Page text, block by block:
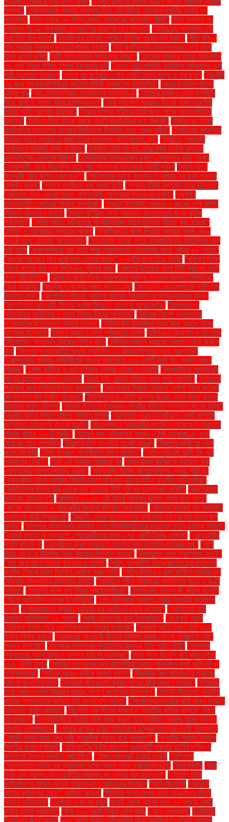
সমস্যা" "তত্ত্বাবধায়ক সরকার ব্যবস্থা নিয়ে ৩টি রিভিউ আবেদন শুনানির তারিখ ১৭
নভেম্বর" "তিন দশকে ৩০ বিশ্ব রেকর্ড: জাকেরের অসাধারণ কীর্তি" "তিন সপ্তাহ পর
মুক্তিপণের ২৫ লাখ টাকা দেওয়ার পর তরুণের লাশ উদ্ধার" "থাইরয়েড সম্পর্কিত ৫টি
প্রচলিত ভুল ধারণা" "দিনাজপুরে মৌসুম শেষেও সুগন্ধি ধানের দাম হ্রাস" "দীপু মনি ও
তাঁর স্বামীর বিরুদ্ধে দুদকের মামলা দায়ের" "দুই প্ল্যাটফর্মের সমানসংখ্যক নেতা নিয়ে
নতুন দলের কমিটি "দুটি আলংকারিক উদ্ভিদের বিবরণ" "দুদকের মামলায় ইয়াবা ব্যবসায়ীর
৭৬ লাখ টাকার অবৈধ সম্পদ উদ্ধারের দাবি "দেশে এইচএমপিভি ভাইরাসে আক্রান্ত এক
নারী মৃত্যুবরণ করেছেন "দেশে বছরে প্রায় ৩ লাখ কোটি টাকার শুল্ক ও কর ছাড়" "নওগাঁয়
১৬ বছর পর ছাত্রশিবিরের প্রতিষ্ঠাবার্ষিকী প্রকাশ্যে উদযাপিত" "নতুন ছাত্রসংগঠনের
যাত্রা শুরু "নর্থ মেসিডোনিয়ার নৈশক্লাবে অগ্নিকাণ্ড "নাটোরে যুবলীগ নেতাকে পিটুনি
দিয়ে পুলিশে সোপর্দ করল ছাত্র-জনতা" "নানা পদক্ষেপ সত্ত্বেও চীনের তরুণ-তরুণীরা
বিয়ের প্রতি আগ্রহ হারাচ্ছে" "নিভৃতপল্লির নারীদের তৈরি জুতা পাচ্ছে আন্তর্জাতিক
বাজারে" "নির্বাচন নিয়ে বিতর্ক করছে একটি রাজনৈতিক দল: রিজভী" "নির্বাচনের তারিখ
রাজনৈতিক দলগুলোর চাওয়ার ভিত্তিতে নির্ধারিত হবে: প্রেস সচিব" "নির্বাচনের সময়সীমা
নির্ধারণ করবে সরকার ও রাজনৈতিক দলগুলো: জাতিসংঘের দূত" "নির্বাচিত সরকারই
সর্বোত্তম সরকার: মির্জা ফখরুল" "নিষিদ্ধ ঘোষণার পর ভোরবেলায় ঢাকার রাস্তায়
ছাত্রলীগের নেতাদের মিছিল" "নেতানিয়াহু যুক্তরাজ্যে ঢুকলে গ্রেপ্তার হতে পারেন
"নোয়াখালী জেলা বিএনপির নতুন পাঁচ সদস্যের আহ্বায়ক কমিটি গঠন" "পদ্মার পাড়ে
অস্থায়ী হাটে ইলিশ বেচাকেনা"'' "পাকিস্তান থেকে বাংলাদেশে আসার পর রুনা লায়লার
সম্মুখীন বাধার" "পাগলা মসজিদে এক বস্তা চিঠি: "পাবনার শুঁটকি রপ্তানি হচ্ছে বিদেশে"
"পুতিনের নতুন ধরনের আরও শক্তিশালী ক্ষেপণাস্ত্র ব্যবহারের হুমকি" "পৃথিবীর
অভ্যন্তরীণ কেন্দ্রের আকৃতি বদলাচ্ছে" "প্রধান উপদেষ্টা: সরকার এ বছরের শেষ নাগাদ
নির্বাচন আয়োজন করবে" "প্রবল ঘূর্ণিঝড় 'দানা' আসন্ন: বাংলাদেশের জন্য ঝুঁকির
পর্যবেক্ষণ" "প্রেস সচিব: সচিবালয়ে সাংবাদিকদের প্রবেশাধিকার সীমিত করা হয়েছে"
"ফিফা ও খেলোয়াড়-ক্লাবের সংঘাত "ফ্যাসিবাদের পক্ষে লিখতে ব্যবহৃত কলম ভেঙে
দেওয়া হবে: হাসনাত আবদুল্লাহ" "বইমেলায় ‘মবের’ মতো উসকানিমূলক পরিস্থিতি কেন
সৃষ্টি হলো "বঙ্গোপসাগরে মাছ ধরার সময় মিয়ানমারের নৌবাহিনীর হাতে আটক ৫৬ জেলে"
"বছরের পর বছর মনে রাখা হবে তোমার অর্জন" – মুশফিককে নিয়ে তামিম "বরিশাল শিক্ষা
বোর্ডে পাসের হার এবং জিপিএ-৫ বৃদ্ধির খবর" "বাজারে উন্মোচন হলো সিটি গ্রুপের নতুন
পণ্য ‘টুটি টুইস্ট’" "বাজেটে অর্থনৈতিক পুনরুদ্ধারে গুরুত্ব দেওয়ার আহ্বান সিপিডির"
"বাবা কারাগারে "বায়ুদূষণে বিশ্বের পঞ্চম স্থানে ঢাকা "বাংলাদেশ ডেভেলপমেন্ট পার্টি পেল
নিবন্ধন সনদ" "বাংলাদেশ ব্যাংক: ব্যাংকে সাইবার আক্রমণের আশঙ্কাজনক বৃদ্ধি"
"বাংলাদেশে আওয়ামী লীগের অপ্রাসঙ্গিকতা: হাসনাত আবদুল্লাহ" "বাংলাদেশের
পাঠ্যবইতে মানচিত্র ও তথ্য বিষয়ে চীনের আপত্তি" "বিচারক ট্রাম্প প্রশাসনের
গণবরখাস্তের নির্দেশনা আটকে দিলেন" "বিটিআরসি স্টারলিংক নিয়ে কাজ করছে: ইলন
মাস্কের উদ্যোগ" "বিদেশ ভ্রমণে দেশি পর্যটকদের কমতি "বিপিএলে ক্রিকেট ও সিনেমার
'বিস্ফোরণ' উপভোগ করছেন শাকিব খান" "বিভিন্ন স্থানে খাবারের দোকান খোলা রাখতে
বাধা "বিশ্বের সংঘাতজনিত ক্ষুধায় প্রতিদিন ২১ হাজার মানুষের মৃত্যু: অক্সফাম"
"বেক্সিমকোর শ্রমিক-কর্মচারীদের পাওনা পরিশোধে ৫২৫ কোটি টাকা ঋণ প্রদান করবে
সরকার" "বোমা ফাটিয়ে ও গুলি চালিয়ে সোনার দোকানে ডাকাতি "ব্যবসায়ীকে কোপানোর
ঘটনায় ছাত্রদল নেতা গ্রেপ্তার "ভাঙা হাড় জোড়া লাগতে কেন সময় লাগে?" "ভারতকে
পরাজিত করে সেমিফাইনালে বাংলাদেশ" "ভালোবাসা দিবসে ‘তামাশা’ পোস্ট নিয়ে ব্যাখ্যা
দিলেন উপদেষ্টা ফরিদা আখতার" "ভিনিসিয়ুসকে সৌদি ক্লাবে যাওয়া থেকে বিরত রাখতে
রিয়ালের নতুন কৌশল" "মতলব উত্তরে ছাত্রদল নেত্রীর বাড়িতে অগ্নিসংযোগের ঘটনা"
"মন্ত্রীর বাড়ির সামনে বৃষ্টিতে দাঁড়িয়ে ছিলাম "ময়নামতি ওয়ার সিমেট্রিতে একটি জাপানি
সৈনিকের দেহাবশেষ পাওয়া যায়নি" "ময়মনসিংহে আজহারীর মাহফিলে মুঠোফোন হারানোর
ঘটনায় থানায় ২০০টি জিডি" "মামুনুল হক: সচিবালয়ে আগুন ও টঙ্গী হত্যাকাণ্ড একে
অপরের সাথে সম্পর্কিত "মিরপুরে চাঁদা না পেয়ে মার্কেট ভাঙচুর "মিরপুরে সাকিবের খেলা
বন্ধে বিক্ষোভ "মির্জা ফখরুল আগামীকাল লন্ডন যাচ্ছেন" "মেসি-সুয়ারেজ জুটি: কি এটি
সর্বকালের সেরা?" "যদি এই সরকার পরাজিত হয় "যুক্তরাজ্য রাশিয়াকে সহায়তা করা
ব্যক্তিদের প্রবেশ নিষিদ্ধ করছে" "যুক্তরাষ্ট্র অবৈধ বাংলাদেশিদের ফেরত পাঠাবে"
"যুক্তরাষ্ট্র থেকে সামরিক বিমানে দেশে ফিরলেন নথিপত্রহীন ভারতীয় অভিবাসীরা"
"রাজনৈতিক দলের কাছ থেকে নাম চেয়েছে ইসি গঠনের অনুসন্ধান কমিটি" "রাজনৈতিক
বক্তব্য এড়াতে চাই "রাশিফল ২০২৪: এই বছরে আপনার জীবন কেমন হতে পারে"
"রাশেদ খান মেনন ও তাঁর স্ত্রীর বিদেশে যাত্রায় নিষেধাজ্ঞা" "রাহুলের তুলনায় বড় ব্যবধানে
ওয়েনাডে জয়ী প্রিয়াঙ্কা" "রিজভী: ভারত বাংলাদেশের সার্বভৌমত্বে সরাসরি হস্তক্ষেপ
করছে" "রূপগঞ্জে ডাকাতদের হামলায় ঢাকা বিশ্ববিদ্যালয়ের ছাত্রের চোখে গুরুতর আঘাত"
"রেকর্ড মুনাফা ও লভ্যাংশ: শেয়ারধারীদের জন্য ৯৭৫ কোটি টাকার ঘোষণা" "রেস্তোরাঁয়
ভ্যাট বাড়ছে না "রৌমারীতে কৃষক সমাবেশে হামলার নিন্দা জানালো গণতন্ত্র মঞ্চ" "লাঠি
দিয়ে ভর দিয়ে টিসিবির ট্রাক খুঁজছেন বিল্লাল সরদার" "লিভারপুল কখন চ্যাম্পিয়ন হবে?"
"শত বছর আগে ঢাকায় ইফতার ও সাহ্‌রি" "শহীদ বুদ্ধিজীবী শামসুজ্জোহার মৃত্যুদিবসকে
জাতীয় শিক্ষক দিবস হিসেবে ঘোষণা করার দাবি" "শহীদ মিনারে ৬ দফা দাবিতে চাকরিচ্যুত
বিডিআর সদস্যদের অবস্থান ধর্মঘট" "শাহবাগে শহীদ পরিবারের সদস্যদের সাড়ে ৫ ঘণ্টা
অবরোধ "শিশুদের জন্য ফ্লু টিকার প্রয়োজনীয়তা" "শিশুর দাঁত নড়লে কী করতে হবে?"
"শীতে ব্যাডমিন্টন খেলার উপকারিতা" "শেখ হাসিনাকে থামাতে ঢাকায় ভারতীয় দূতাবাসে
তলব" "শেয়ারবাজারে মূলধনি মুনাফার কর ১৫% এ নেমে এসেছে" "শ্রমিকেরা দাবি
করছেন অতিরিক্ত ১০ শতাংশ "সবুজ আপেলের নানা উপকারিতা" "সংযুক্ত আরব
আমিরাত সফর শেষে দেশে ফিরলেন প্রধান উপদেষ্টা" "সরকার প্রতি ডজন ডিম ১৩০
টাকায় বিক্রি করবে" "সরকারের আওয়ামী লীগকে নিষিদ্ধ করার কোনো পরিকল্পনা নেই:
প্রধান উপদেষ্টা" "সংস্কার কমিশনের সুপারিশের বিরুদ্ধে ইসি পাঠাল চিঠি" "সংস্কার
প্রস্তাবের আগে নির্বাচন কমিশন গঠনের প্রক্রিয়া" "সাত মাসে বিদেশি ঋণ বৃদ্ধি পেয়ে
৩৯৪ কোটি ডলার "সামরিক তৎপরতার মুখে জাপোরিঝঝিয়াতে পরিদর্শনে ব্যর্থ আইএইএর
পর্যবেক্ষকেরা" "সিটিকে আরও ডুবিয়ে সালাহ বললেন "সিরামিক শিল্প মালিকদের গ্যাসের
দাম না বাড়ানোর দাবি" "সিরিয়ায় আইএসের পুনরুত্থানের ঝুঁকি দ্বিগুণ হয়েছে" "সিরিয়ায়
কারা কোন এলাকা নিয়ন্ত্রণ করছে: সম্পূর্ণ মানচিত্র বিশ্লেষণ" "সিলেট সীমান্তে ভারতীয়
খাসিয়া সম্প্রদায়ের গুলিতে দুই বাংলাদেশি আহত" "সিলেট-ম্যানচেস্টার রুটে বিমান চলাচল
অব্যাহত রাখার আহ্বান" "সিলেটে এক দিনের ব্যবধানে ‘ভারতীয় খাসিয়া গু‌লিতে’ নিহত
আরেকজন" "সেনাবাহিনীকে ধৈর্যের সঙ্গে কাজ করতে হবে নির্বাচিত সরকার আসা পর্যন্ত:
সাভারে সেনাপ্রধান" "সোনার কমোড চুরির অভিযোগে চক্রের সদস্যরা দোষী সাব্যস্ত"
"সৌদি আরব গিয়ে কেন নারী গৃহকর্মীরা মৃত্যুর মুখে পড়ছেন?" "স্থানীয় সরকার নির্বাচন
নির্দলীয় করার সুপারিশ" "হাইকোর্টের পূর্ণাঙ্গ আদেশ: অন্তর্বর্তী সরকার আইনি দলিল ও
জনগণের ইচ্ছার সমর্থনে প্রতিষ্ঠিত" "হাঙ্গার প্রজেক্টে ঢাকায় চাকরি "হালিশহর
"হাসপাতালে ভর্তির পর প্রকাশিত হলো প্রথম পোপ ফ্রান্সিসের ছবি" "হিজবুল্লাহ "হুথি
কারা এবং ট্রাম্প কেন গোষ্ঠীটির বিরুদ্ধে বড় হামলা শুরু করলেন?" "হোটেল ইন্টার
কন্টিনেন্টালের সামনে জুলাই অভ্যুত্থানে আহতদের বিক্ষোভ “আমি ডিভোর্সি “জ্যোতি
আমার কুমিল্লার মেয়ে”: আসিফ আকবর “টিসিবির পণ্য কেনার সময় ক্রেতাদের পাঁচটি
প্রধান অভিযোগ” “ডেঙ্গুতে ৭ জনের মৃত্যু “দুবাই থেকে অবৈধ পথে ৩২ হাজার কোটি
টাকার সোনা প্রবাহিত” “বর্ষে ২০০ কোটি টাকার বেশি বরাদ্দ ১ জন গ্রেপ্তার" 1000$